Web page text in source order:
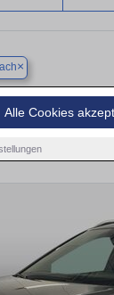
Alle Cookies
×
in Niederviehbach